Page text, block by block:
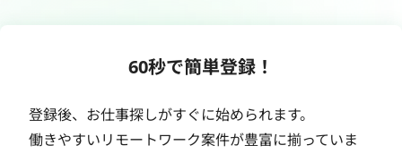
60秒で簡単登録！
登録後、お仕事探しがすぐに始められます。
働きやすいリモートワーク案件が豊富に揃っていま